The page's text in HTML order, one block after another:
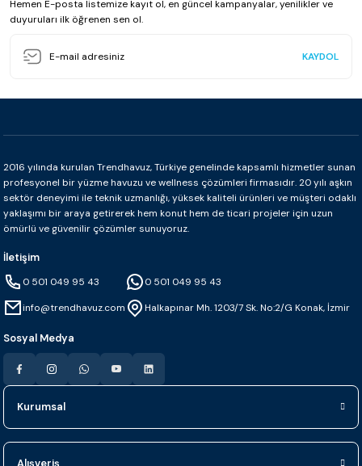
Hemen E-posta listemize kayıt ol, en güncel kampanyalar, yenilikler ve
duyuruları ilk öğrenen sen ol.
KAYDOL
2016 yılında kurulan Trendhavuz, Türkiye genelinde kapsamlı hizmetler sunan
profesyonel bir yüzme havuzu ve wellness çözümleri firmasıdır. 20 yılı aşkın
sektör deneyimi ile teknik uzmanlığı, yüksek kaliteli ürünleri ve müşteri odaklı
yaklaşımı bir araya getirerek hem konut hem de ticari projeler için uzun
ömürlü ve güvenilir çözümler sunuyoruz.
İletişim
0 501 049 95 43
info@trendhavuz.com
0 501 049 95 43
Halkapınar Mh. 1203/7 Sk. No:2/G Konak, İzmir
Sosyal Medya
Kurumsal
Alışveriş